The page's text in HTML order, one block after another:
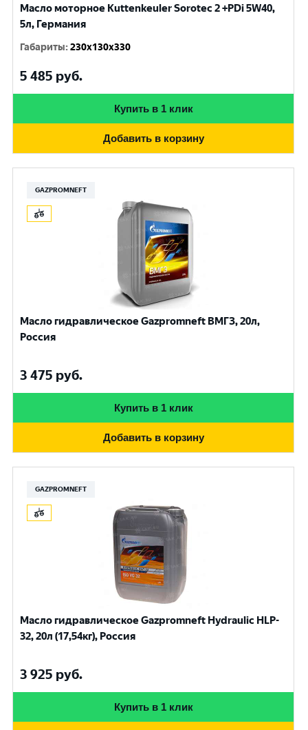
Масло моторное Kuttenkeuler Sorotec 2 +PDi 5W40,
5л, Германия
Габариты:230x130x330
5 485 руб.
Купить в 1 клик
Добавить в корзину
GAZPROMNEFT
Масло гидравлическое Gazpromneft ВМГЗ, 20л,
Россия
3 475 руб.
Купить в 1 клик
Добавить в корзину
GAZPROMNEFT
Масло гидравлическое Gazpromneft Hydraulic HLP-
32, 20л (17,54кг), Россия
3 925 руб.
Купить в 1 клик